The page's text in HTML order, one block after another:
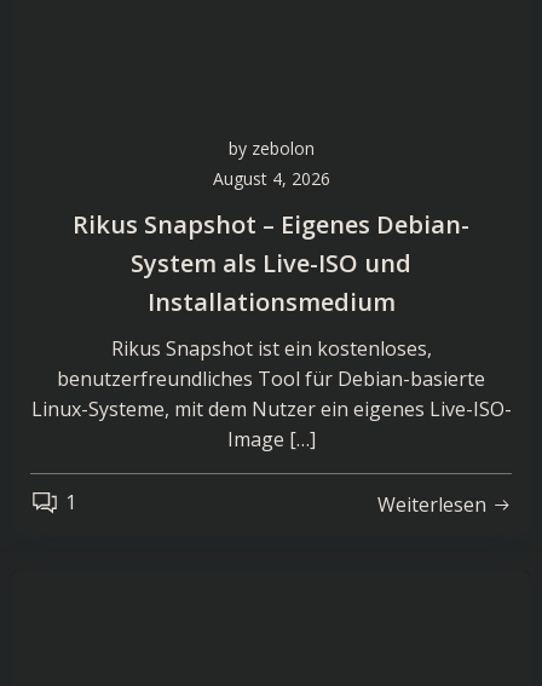
by zebolon
August 4, 2026
Rikus Snapshot – Eigenes Debian-
System als Live-ISO und
Installationsmedium
Rikus Snapshot ist ein kostenloses,
benutzerfreundliches Tool für Debian-basierte
Linux-Systeme, mit dem Nutzer ein eigenes Live-ISO-
Image […]
1 Weiterlesen